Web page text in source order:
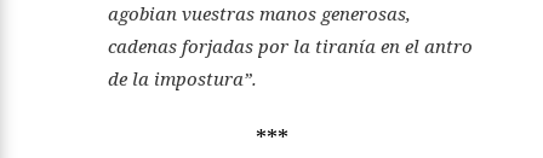
agobian vuestras manos generosas,
cadenas forjadas por la tiranía en el antro
de la impostura”.
***